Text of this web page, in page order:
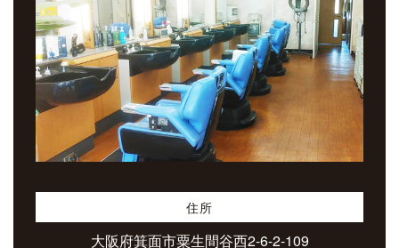
住所
大阪府箕面市粟生間谷西2-6-2-109